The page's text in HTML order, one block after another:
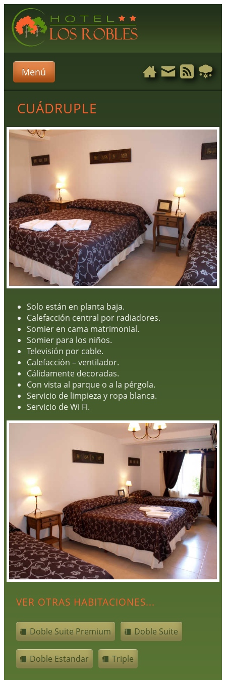
Menú
CUÁDRUPLE
Solo están en planta baja.
Calefacción central por radiadores.
Somier en cama matrimonial.
Somier para los niños.
Televisión por cable.
Calefacción – ventilador.
Cálidamente decoradas.
Con vista al parque o a la pérgola.
Servicio de limpieza y ropa blanca.
Servicio de Wi Fi.
VER OTRAS HABITACIONES...
Doble Suite Premium Doble Suite
Doble Estandar Triple